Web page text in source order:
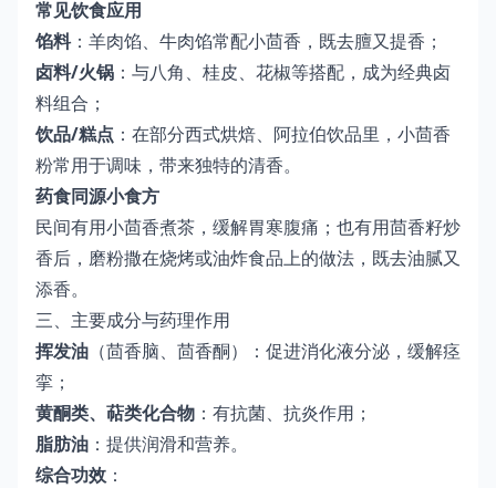
常见饮食应用
馅料：羊肉馅、牛肉馅常配小茴香，既去膻又提香；
卤料/火锅 ：与八角、桂皮、花椒等搭配，成为经典卤
料组合；
饮品/糕点 ：在部分西式烘焙、阿拉伯饮品里，小茴香
粉常用于调味，带来独特的清香。
药食同源小食方
民间有用小茴香煮茶，缓解胃寒腹痛；也有用茴香籽炒
香后，磨粉撒在烧烤或油炸食品上的做法，既去油腻又
添香。
三、主要成分与药理作用
挥发油 （茴香脑、茴香酮）：促进消化液分泌，缓解痉
挛；
黄酮类、萜类化合物 ：有抗菌、抗炎作用；
脂肪油 ：提供润滑和营养。
综合功效 ：